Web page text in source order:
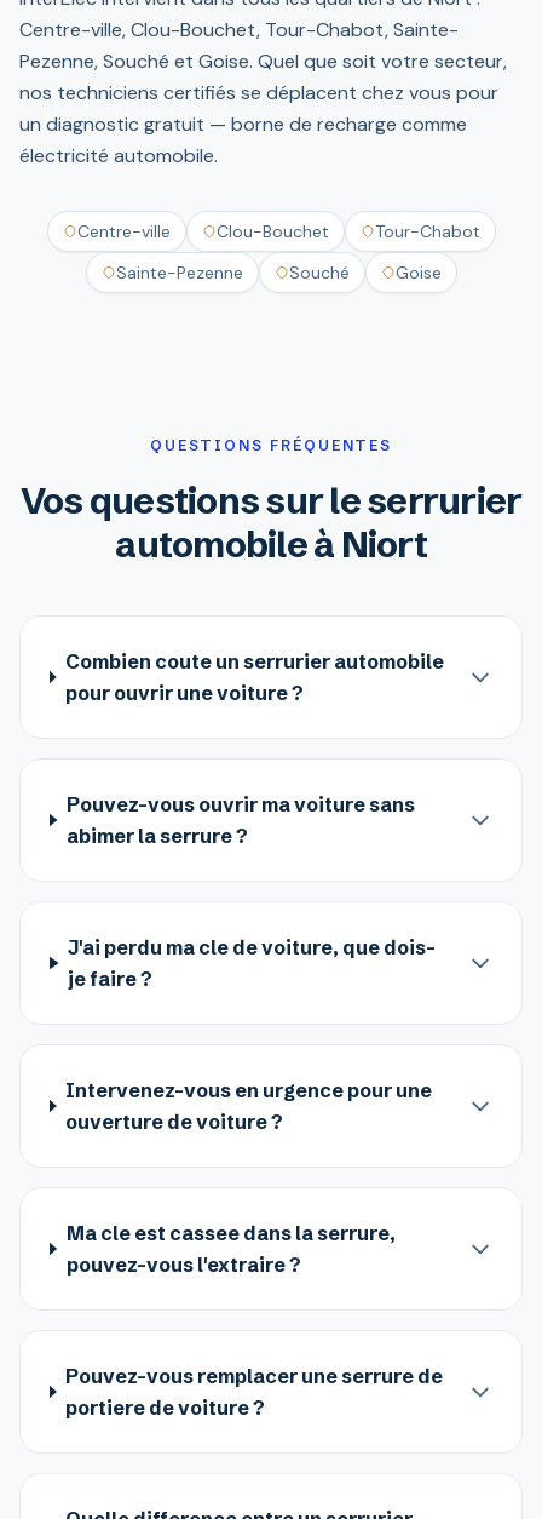
Centre-ville, Clou-Bouchet, Tour-Chabot, Sainte-
Pezenne, Souché et Goise. Quel que soit votre secteur,
nos techniciens certifiés se déplacent chez vous pour
un diagnostic gratuit — borne de recharge comme
électricité automobile.
Centre-ville Clou-Bouchet
Tour-Chabot
Sainte-Pezenne
Souché Goise
QUESTIONS FRÉQUENTES
Vos questions sur le serrurier
automobile à Niort
Combien coute un serrurier automobile
pour ouvrir une voiture ?
Pouvez-vous ouvrir ma voiture sans
abimer la serrure ?
J'ai perdu ma cle de voiture, que dois-
je faire ?
Intervenez-vous en urgence pour une
ouverture de voiture ?
Ma cle est cassee dans la serrure,
pouvez-vous l'extraire ?
Pouvez-vous remplacer une serrure de
portiere de voiture ?